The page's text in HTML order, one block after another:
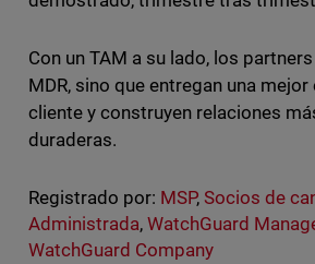
Con un TAM a su lado, los
MDR, sino que entregan una mejor
cliente y construyen relaciones
duraderas.
Registrado por: MSP, Socios de
Administrada, WatchGuard
WatchGuard Company